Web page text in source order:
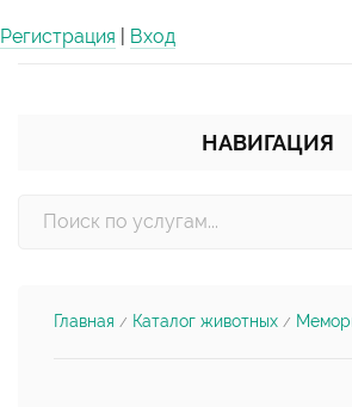
Регистрация Вход
НАВИГАЦИЯ
Главная / Каталог животных /